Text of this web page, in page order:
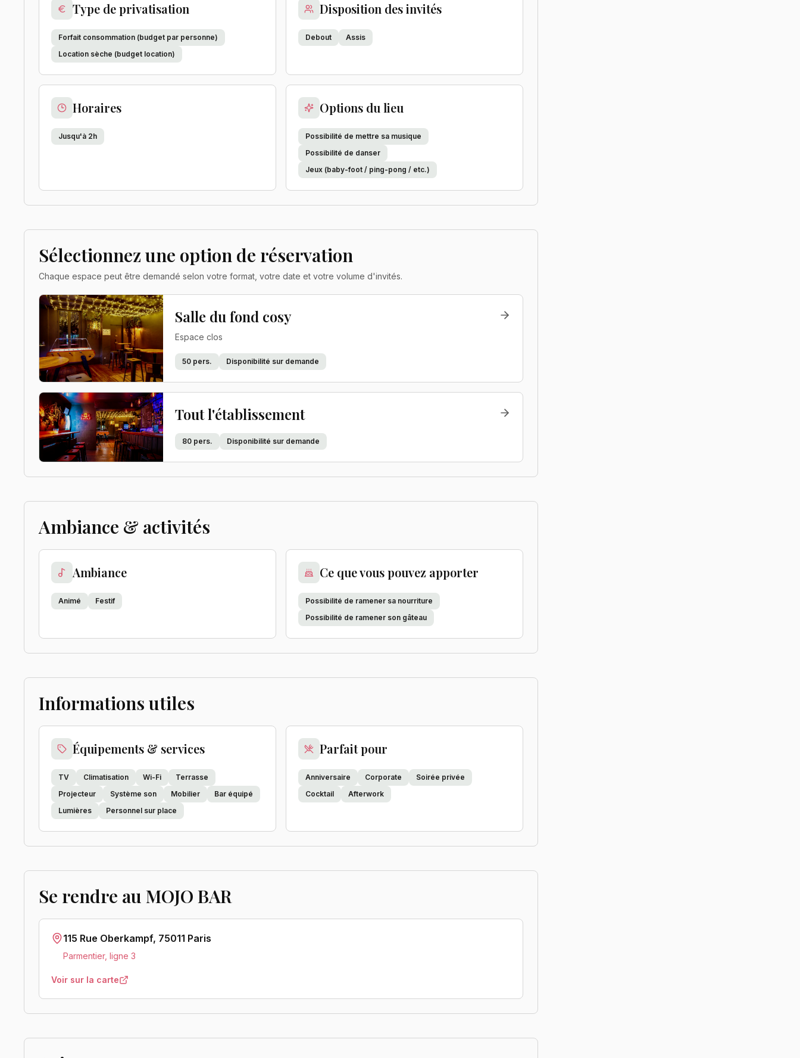
Type de privatisation
Forfait consommation (budget par personne)
Location sèche (budget location)
Disposition des invités
Debout Assis
Horaires
Jusqu'à 2h
Options du lieu
Possibilité de mettre sa musique
Possibilité de danser
Jeux (baby-foot / ping-pong / etc.)
Sélectionnez une option de réservation
Chaque espace peut être demandé selon votre format, votre date et votre volume d'invités.
Salle du fond cosy
Espace clos
50 pers. Disponibilité sur demande
Tout l'établissement
80 pers. Disponibilité sur demande
Ambiance & activités
Ambiance
Animé Festif
Ce que vous pouvez apporter
Possibilité de ramener sa nourriture
Possibilité de ramener son gâteau
Informations utiles
Équipements & services
TV Climatisation Wi-Fi
Terrasse
Projecteur
Système son Mobilier
Bar équipé
Lumières
Personnel sur place
Parfait pour
Anniversaire Corporate
Soirée privée
Cocktail
Afterwork
Se rendre au MOJO BAR
115 Rue Oberkampf, 75011 Paris
Parmentier, ligne 3
Voir sur la carte